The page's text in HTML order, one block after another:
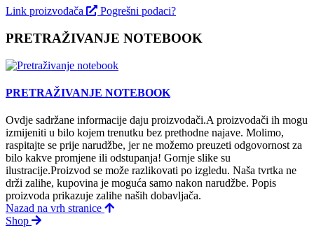
Link proizvođača Pogrešni podaci?
PRETRAŽIVANJE NOTEBOOK
PRETRAŽIVANJE NOTEBOOK
Ovdje sadržane informacije daju proizvodači.A proizvodači ih mogu
izmijeniti u bilo kojem trenutku bez prethodne najave. Molimo,
raspitajte se prije narudžbe, jer ne možemo preuzeti odgovornost za
bilo kakve promjene ili odstupanja! Gornje slike su
ilustracije.Proizvod se može razlikovati po izgledu. Naša tvrtka ne
drži zalihe, kupovina je moguća samo nakon narudžbe. Popis
proizvoda prikazuje zalihe naših dobavljača.
Nazad na vrh stranice
Shop